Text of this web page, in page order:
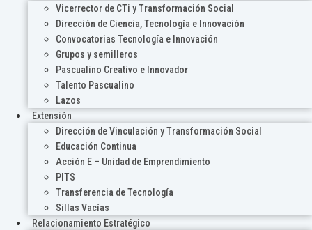
Vicerrector de CTi y Transformación Social
Dirección de Ciencia, Tecnología e Innovación
Convocatorias Tecnología e Innovación
Grupos y semilleros
Pascualino Creativo e Innovador
Talento Pascualino
Lazos
Extensión
Dirección de Vinculación y Transformación Social
Educación Continua
Acción E – Unidad de Emprendimiento
PITS
Transferencia de Tecnología
Sillas Vacías
Relacionamiento Estratégico